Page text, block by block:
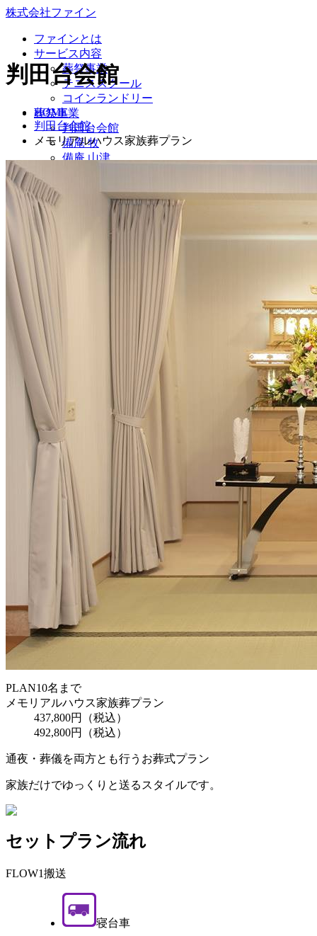
株式会社ファイン
ファインとは
サービス内容
葬祭事業
テニススクール
コインランドリー
葬祭事業
判田台会館
備庵 牧
備庵 山津
備庵 別府堀田
備庵 豊後大野・みえ
交通アクセス
お問い合わせ
MENU
ファインとは
サービス内容
テニススクール
コインランドリー
葬祭事業
判田台会館
備庵 牧
備庵 山津
フューネラルホール
備庵 船小路町
備庵 別府堀田
備庵 豊後大野・みえ
交通アクセス
お問い合わせ
判田台会館
HOME
判田台会館
メモリアルハウス家族葬プラン
PLAN10名まで
メモリアルハウス家族葬プラン
437,800円（税込）
492,800円（税込）
通夜・葬儀を両方とも行うお葬式プラン
家族だけでゆっくりと送るスタイルです。
セットプラン流れ
FLOW1搬送
寝台車